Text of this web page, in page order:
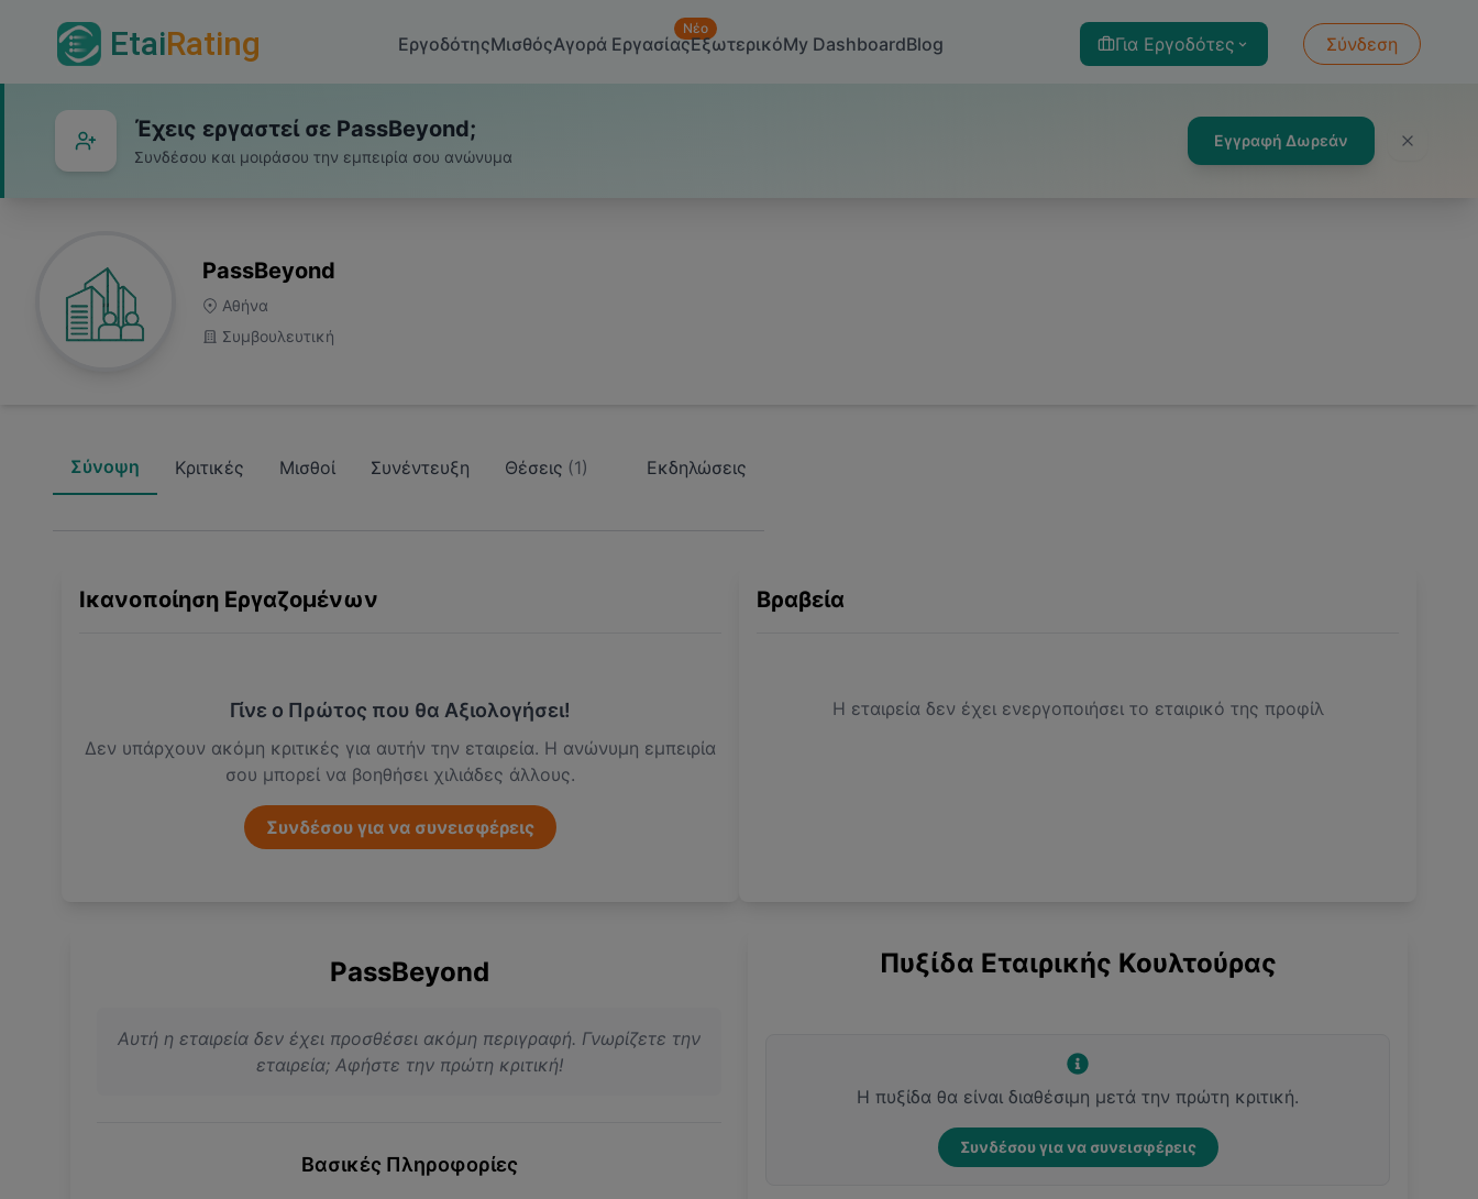
EtaiRating ΕργοδότηςΜισθόςΑγορά Εργασίας
Νέο
ΕξωτερικόMy DashboardBlog Για Εργοδότες Σύνδεση
Έχεις εργαστεί σε PassBeyond;
Συνδέσου και μοιράσου την εμπειρία σου ανώνυμα
Εγγραφή Δωρεάν
PassBeyond
Αθήνα
Συμβουλευτική
Σύνοψη Κριτικές Μισθοί Συνέντευξη Θέσεις (1) Εκδηλώσεις
Ικανοποίηση Εργαζομένων
Γίνε ο Πρώτος που θα Αξιολογήσει!
Δεν υπάρχουν ακόμη κριτικές για αυτήν την εταιρεία. Η ανώνυμη εμπειρία
σου μπορεί να βοηθήσει χιλιάδες άλλους.
Συνδέσου για να συνεισφέρεις
Βραβεία
Η εταιρεία δεν έχει ενεργοποιήσει το εταιρικό της προφίλ
PassBeyond
Αυτή η εταιρεία δεν έχει προσθέσει ακόμη περιγραφή. Γνωρίζετε την
εταιρεία; Αφήστε την πρώτη κριτική!
Βασικές Πληροφορίες
Πυξίδα Εταιρικής Κουλτούρας
Η πυξίδα θα είναι διαθέσιμη μετά την πρώτη κριτική.
Συνδέσου για να συνεισφέρεις